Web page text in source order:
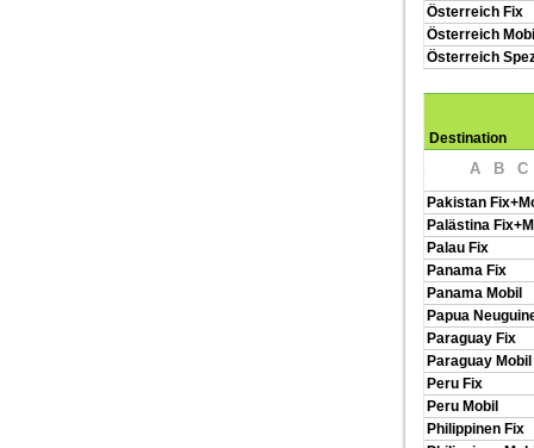
Österreich Fix
Österreich
Österreich
Destination
A B C
Pakistan
Palästina
Palau Fix
Panama Fix
Panama Mobil
Papua
Paraguay Fix
Paraguay Mobil
Peru Fix
Peru Mobil
Philippinen Fix